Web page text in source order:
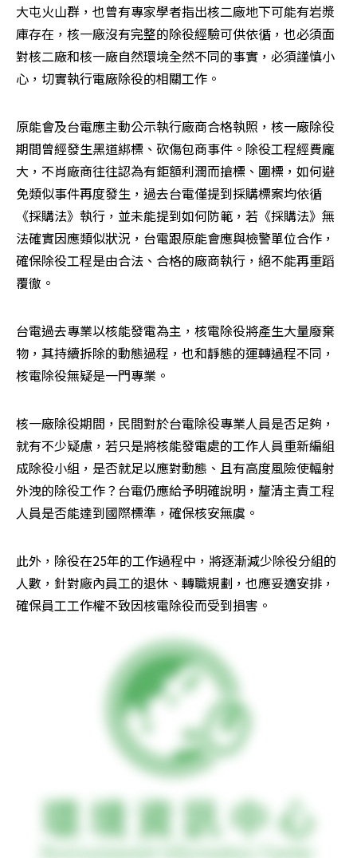
大屯火山群，也曾有專家學者指出核二廠地下可能有岩漿
庫存在，核一廠沒有完整的除役經驗可供依循，也必須面
對核二廠和核一廠自然環境全然不同的事實，必須謹慎小
心，切實執行電廠除役的相關工作。
原能會及台電應主動公示執行廠商合格執照，核一廠除役
期間曾經發生黑道綁標、砍傷包商事件。除役工程經費龐
大，不肖廠商往往認為有鉅額利潤而搶標、圍標，如何避
免類似事件再度發生，過去台電僅提到採購標案均依循
《採購法》執行，並未能提到如何防範，若《採購法》無
法確實因應類似狀況，台電跟原能會應與檢警單位合作，
確保除役工程是由合法、合格的廠商執行，絕不能再重蹈
覆徹。
台電過去專業以核能發電為主，核電除役將產生大量廢棄
物，其持續拆除的動態過程，也和靜態的運轉過程不同，
核電除役無疑是一門專業。
核一廠除役期間，民間對於台電除役專業人員是否足夠，
就有不少疑慮，若只是將核能發電處的工作人員重新編組
成除役小組，是否就足以應對動態、且有高度風險使輻射
外洩的除役工作？台電仍應給予明確說明，釐清主責工程
人員是否能達到國際標準，確保核安無虞。
此外，除役在25年的工作過程中，將逐漸減少除役分組的
人數，針對廠內員工的退休、轉職規劃，也應妥適安排，
確保員工工作權不致因核電除役而受到損害。